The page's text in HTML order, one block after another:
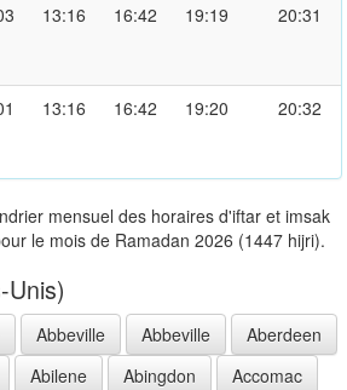
13:16 16:42 19:19 20:31
13:16 16:42 19:20 20:32
mensuel des horaires d'iftar et imsak
le mois de Ramadan 2026 (1447 hijri).
Unis)
Abbeville Abbeville
Aberdeen
Abilene Abingdon
Accomac